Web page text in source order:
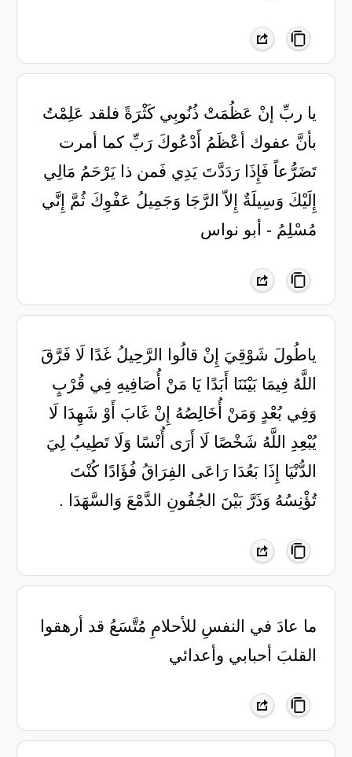
يا ربِّ إنْ عَظُمَتْ ذُنُوبِي كَثْرَةً فلقد عَلِمْتُ
بأنَّ عفوك أعْظَمُ أَدْعُوكَ رَبِّ كما أمرت
تَضَرُّعاً فَإِذَا رَدَدَّتَ يَدِي فَمن ذا يَرْحَمُ مَالِي
إِلَيْكَ وَسِيلَةٌ إِلاّ الرَّجَا وَجَمِيلُ عَفْوِكَ ثُمَّ إِنَّي
مُسْلِمُ - أبو نواس
ياطُولَ شَوْقِيَ إِنْ قالُوا الرَّحِيلُ غَدًا لَا فَرَّقَ
اللَّهُ فِيمَا بَيْنَنَا أَبَدًا يَا مَنْ أُصَافِيهِ فِي قُرْبٍ
وَفِي بُعْدٍ وَمَنْ أُخَالِصُهُ إِنْ غَابَ أَوْ شَهِدَا لَا
يُبْعِدِ اللَّهُ شَخْصًا لَا أَرَى أُنْسًا وَلَا تَطِيبُ لِيَ
الدُّنْيَا إِذَا بَعُدَا رَاعَى الفِرَاقُ فُؤَادًا كُنْتَ
تُؤْنِسُهُ وَذَرَّ بَيْنَ الجُفُونِ الدَّمْعَ وَالسَّهَدَا .
‏ما عادَ في النفسِ للأحلامِ مُتَّسَعُ قد أرهقوا
القلبَ أحبابي وأعدائي